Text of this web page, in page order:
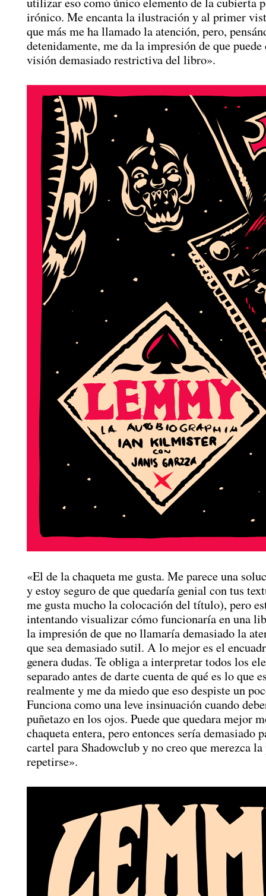
irónico. Me encanta la ilustración y al primer
que más me ha llamado la atención, pero,
detenidamente, me da la impresión de que puede
visión demasiado restrictiva del libro».
«El de la chaqueta me gusta. Me parece una
y estoy seguro de que quedaría genial con tus
me gusta mucho la colocación del título), pero
intentando visualizar cómo funcionaría en una
la impresión de que no llamaría demasiado la
que sea demasiado sutil. A lo mejor es el
genera dudas. Te obliga a interpretar todos los
separado antes de darte cuenta de qué es lo que
realmente y me da miedo que eso despiste un
Funciona como una leve insinuación cuando
puñetazo en los ojos. Puede que quedara mejor
chaqueta entera, pero entonces sería demasiado
cartel para Shadowclub y no creo que merezca la
repetirse».